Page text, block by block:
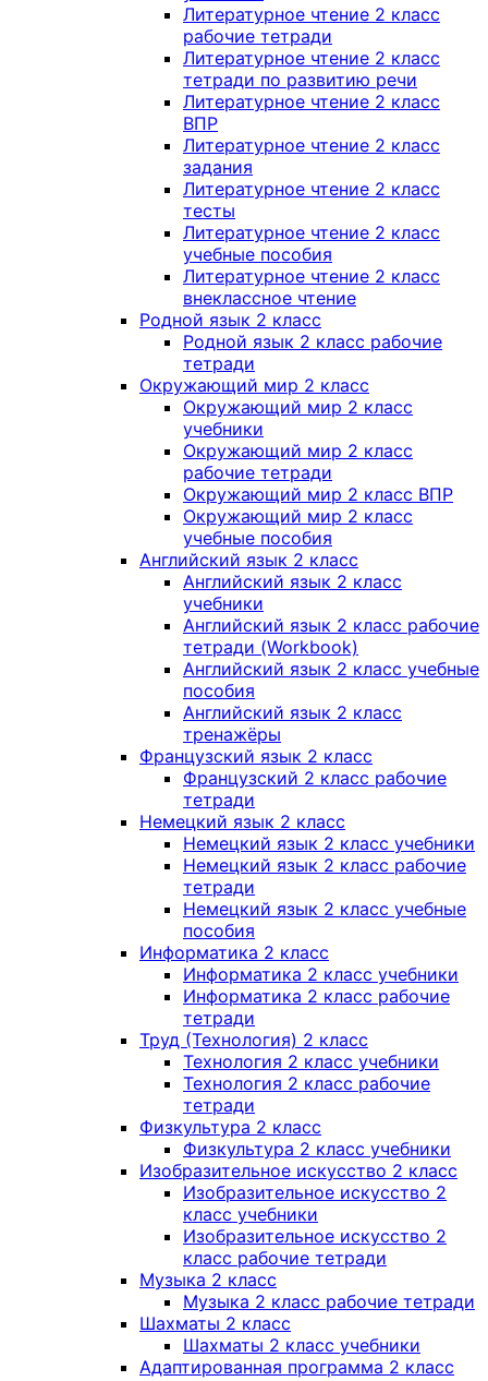
Литературное чтение 2 класс
рабочие тетради
Литературное чтение 2 класс
тетради по развитию речи
Литературное чтение 2 класс
ВПР
Литературное чтение 2 класс
задания
Литературное чтение 2 класс
тесты
Литературное чтение 2 класс
учебные пособия
Литературное чтение 2 класс
внеклассное чтение
Родной язык 2 класс
Родной язык 2 класс рабочие
тетради
Окружающий мир 2 класс
Окружающий мир 2 класс
учебники
Окружающий мир 2 класс
рабочие тетради
Окружающий мир 2 класс ВПР
Окружающий мир 2 класс
учебные пособия
Английский язык 2 класс
Английский язык 2 класс
учебники
Английский язык 2 класс рабочие
тетради (Workbook)
Английский язык 2 класс учебные
пособия
Английский язык 2 класс
тренажёры
Французский язык 2 класс
Французский 2 класс рабочие
тетради
Немецкий язык 2 класс
Немецкий язык 2 класс учебники
Немецкий язык 2 класс рабочие
тетради
Немецкий язык 2 класс учебные
пособия
Информатика 2 класс
Информатика 2 класс учебники
Информатика 2 класс рабочие
тетради
Труд (Технология) 2 класс
Технология 2 класс учебники
Технология 2 класс рабочие
тетради
Физкультура 2 класс
Физкультура 2 класс учебники
Изобразительное искусство 2 класс
Изобразительное искусство 2
класс учебники
Изобразительное искусство 2
класс рабочие тетради
Музыка 2 класс
Музыка 2 класс рабочие тетради
Шахматы 2 класс
Шахматы 2 класс учебники
Адаптированная программа 2 класс